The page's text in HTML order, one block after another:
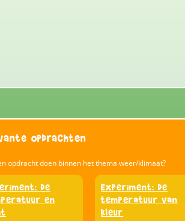
opdrachten
opdracht doen binnen het thema weer/klimaat?
de
en
Experiment: de
temperatuur van
kleur